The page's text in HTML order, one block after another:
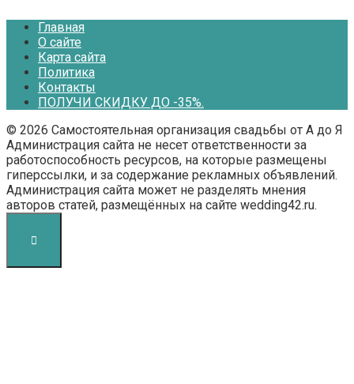
Главная
О сайте
Карта сайта
Политика
Контакты
ПОЛУЧИ СКИДКУ ДО -35%.
© 2026 Самостоятельная организация свадьбы от А до Я
Администрация сайта не несет ответственности за
работоспособность ресурсов, на которые размещены
гиперссылки, и за содержание рекламных объявлений.
Администрация сайта может не разделять мнения
авторов статей, размещённых на сайте wedding42.ru.